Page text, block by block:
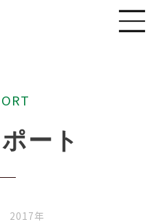
ORT
ポー ト
2017年